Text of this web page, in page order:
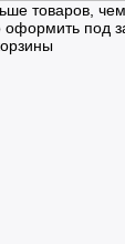
товаров,
под